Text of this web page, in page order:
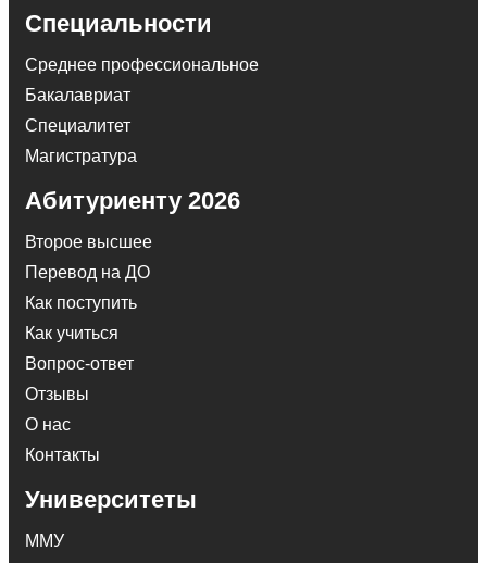
Специальности
Среднее профессиональное
Бакалавриат
Специалитет
Магистратура
Абитуриенту 2026
Второе высшее
Перевод на ДО
Как поступить
Как учиться
Вопрос-ответ
Отзывы
О нас
Контакты
Университеты
ММУ